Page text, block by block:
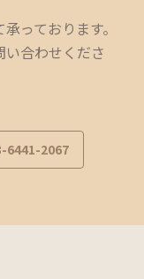
っております。
合わせくださ
6441-2067